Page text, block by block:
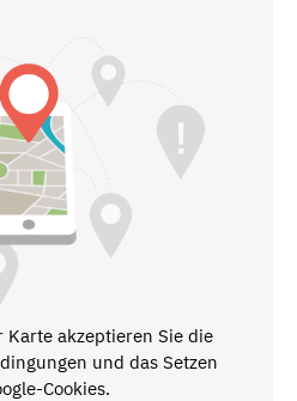
Karte akzeptieren Sie die
und das Setzen
Cookies.